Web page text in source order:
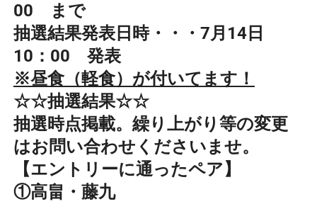
00 まで
抽選結果発表日時・・・7月14日
10：00 発表
※昼食（軽食）が付いてます！
☆☆抽選結果☆☆
抽選時点掲載。繰り上がり等の変更
はお問い合わせくださいませ。
【エントリーに通ったペア】
①高畠・藤九